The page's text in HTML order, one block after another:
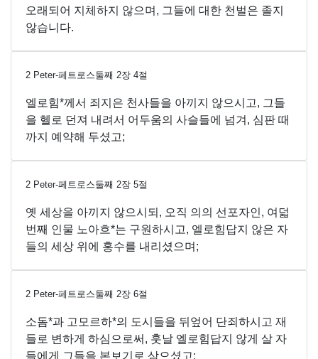
오래되어 지체하지 않으며, 그들에 대한 천벌은 졸지
않습니다.
2 Peter-페트로스둘째 2장 4절
엘로힘*께서 죄지은 천사들을 아끼지 않으시고, 그들
을 헬로 던져 내려서 어두움의 사슬들에 넘겨, 심판 때
까지 예약해 두셨고;
2 Peter-페트로스둘째 2장 5절
옛 세상을 아끼지 않으시되, 오직 의의 선포자인, 여덟
번째 인물 노아흐*는 구원하시고, 엘로힘답지 않은 자
들의 세상 위에 홍수를 내리셨으며;
2 Peter-페트로스둘째 2장 6절
소돔*과 고모르하*의 도시들을 뒤엎어 단죄하시고 재
들로 변하게 하심으로써, 훗날 엘로힘답지 않게 살 자
들에게 그들을 본보기로 삼으셨고;